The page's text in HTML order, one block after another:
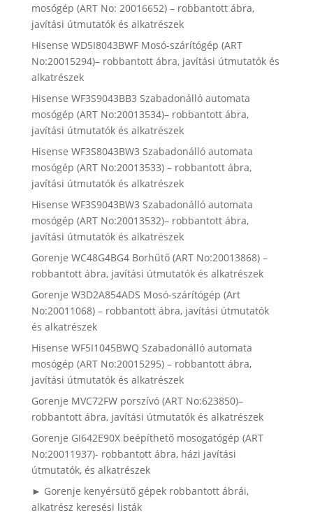
mosógép (ART No: 20016652) – robbantott ábra,
javítási útmutatók és alkatrészek
Hisense WD5I8043BWF Mosó-szárítógép (ART
No:20015294)– robbantott ábra, javítási útmutatók és
alkatrészek
Hisense WF3S9043BB3 Szabadonálló automata
mosógép (ART No:20013534)– robbantott ábra,
javítási útmutatók és alkatrészek
Hisense WF3S8043BW3 Szabadonálló automata
mosógép (ART No:20013533) – robbantott ábra,
javítási útmutatók és alkatrészek
Hisense WF3S9043BW3 Szabadonálló automata
mosógép (ART No:20013532)– robbantott ábra,
javítási útmutatók és alkatrészek
Gorenje WC48G4BG4 Borhűtő (ART No:20013868) –
robbantott ábra, javítási útmutatók és alkatrészek
Gorenje W3D2A854ADS Mosó-szárítógép (Art
No:20011068) – robbantott ábra, javítási útmutatók
és alkatrészek
Hisense WF5I1045BWQ Szabadonálló automata
mosógép (ART No:20015295) – robbantott ábra,
javítási útmutatók és alkatrészek
Gorenje MVC72FW porszívó (ART No:623850)–
robbantott ábra, javítási útmutatók és alkatrészek
Gorenje GI642E90X beépíthető mosogatógép (ART
No:20011937)- robbantott ábra, házi javítási
útmutatók, és alkatrészek
► Gorenje kenyérsütő gépek robbantott ábrái,
alkatrész keresési listák